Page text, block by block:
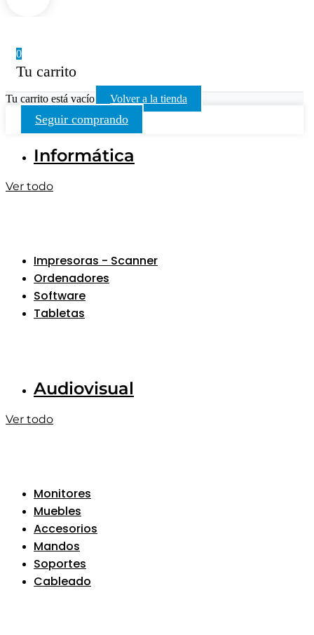
0
Tu carrito
Tu carrito está vacío Volver a la tienda
Seguir comprando
Informática
Ver todo
Impresoras - Scanner
Ordenadores
Software
Tabletas
Audiovisual
Ver todo
Monitores
Muebles
Accesorios
Mandos
Soportes
Cableado